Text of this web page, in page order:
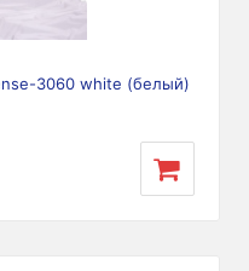
3060 white (белый)